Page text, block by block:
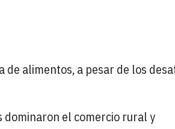
de alimentos, a pesar de los
dominaron el comercio rural y